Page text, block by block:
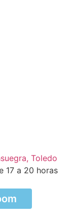
Toledo
17 a 20 horas